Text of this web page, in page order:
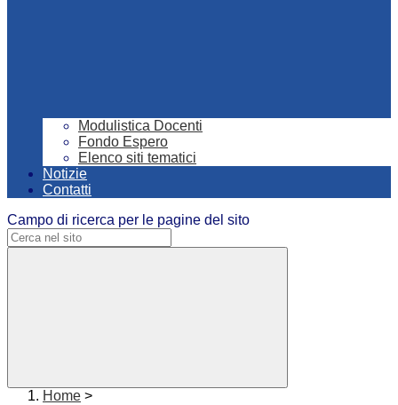
Modulistica Docenti
Fondo Espero
Elenco siti tematici
Notizie
Contatti
Campo di ricerca per le pagine del sito
Home >